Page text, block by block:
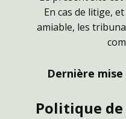
En cas de litige,
amiable, les
Dernière mise
Politique